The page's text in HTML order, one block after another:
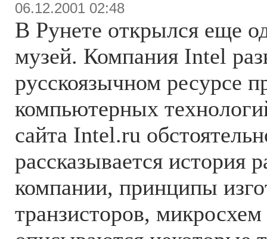
06.12.2001 02:48
В Рунете открылся еще
музей. Компания Intel
русскоязычном ресурсе
компьютерных
сайта Intel.ru
рассказывается история
компании, принципы
транзисторов,